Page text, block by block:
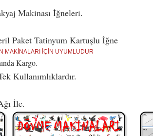
Makinası İğneleri.
Paket Tatinyum Kartuşlu İğne
MAKİNALARI İÇİN UYUMLUDUR
Kargo.
Kullanımlıklardır.
İle.